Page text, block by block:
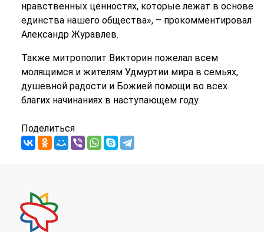
нравственных ценностях, которые лежат в основе
единства нашего общества», – прокомментировал
Александр Журавлев.
Также митрополит Викторин пожелал всем
молящимся и жителям Удмуртии мира в семьях,
душевной радости и Божией помощи во всех
благих начинаниях в наступающем году.
Поделиться